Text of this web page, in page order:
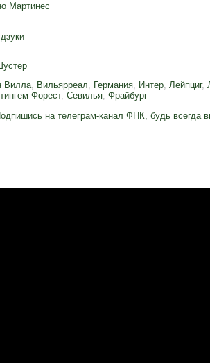
Мартинес
Вилла, Вильярреал, Германия, Интер, Лейпциг,
Форест, Севилья, Фрайбург
на телеграм-канал ФНК, будь всегда